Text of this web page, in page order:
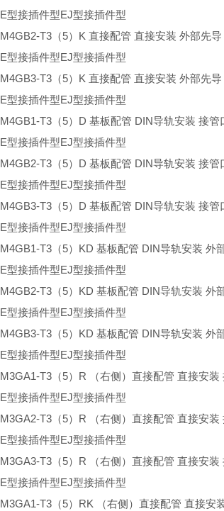
E型接插件型EJ型接插件型
M4GB2-T3（5）K 直接配管 直接安装 外部先
E型接插件型EJ型接插件型
M4GB3-T3（5）K 直接配管 直接安装 外部先
E型接插件型EJ型接插件型
M4GB1-T3（5）D 基板配管 DIN导轨安装 接
E型接插件型EJ型接插件型
M4GB2-T3（5）D 基板配管 DIN导轨安装 接
E型接插件型EJ型接插件型
M4GB3-T3（5）D 基板配管 DIN导轨安装 接
E型接插件型EJ型接插件型
M4GB1-T3（5）KD 基板配管 DIN导轨安装 外
E型接插件型EJ型接插件型
M4GB2-T3（5）KD 基板配管 DIN导轨安装 外
E型接插件型EJ型接插件型
M4GB3-T3（5）KD 基板配管 DIN导轨安装 外
E型接插件型EJ型接插件型
M3GA1-T3（5）R （右侧）直接配管 直接安
E型接插件型EJ型接插件型
M3GA2-T3（5）R （右侧）直接配管 直接安
E型接插件型EJ型接插件型
M3GA3-T3（5）R （右侧）直接配管 直接安
E型接插件型EJ型接插件型
M3GA1-T3（5）RK （右侧）直接配管 直接安